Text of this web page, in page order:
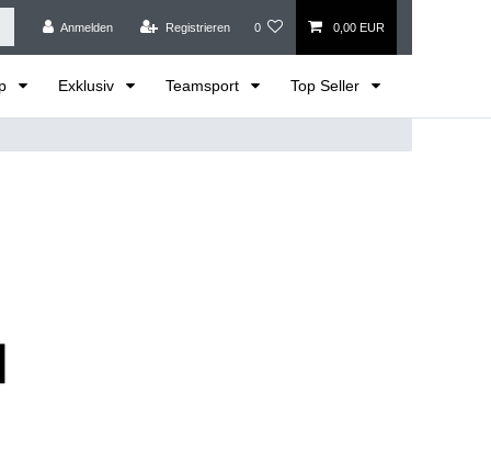
Anmelden Registrieren 0 0,00 EUR
Exklusiv Teamsport Top Seller